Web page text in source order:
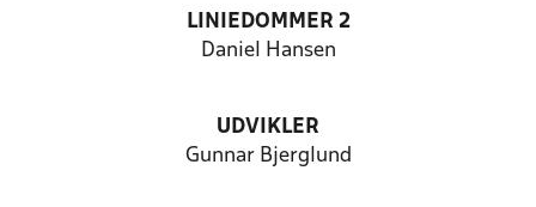
LINIEDOMMER 2
Daniel Hansen
UDVIKLER
Gunnar Bjerglund